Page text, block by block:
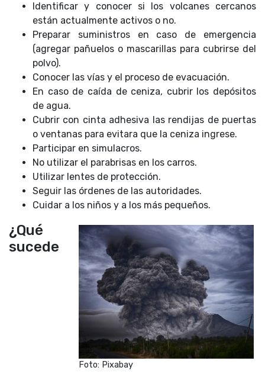
Identificar y conocer si los volcanes cercanos
están actualmente activos o no.
Preparar suministros en caso de emergencia
(agregar pañuelos o mascarillas para cubrirse del
polvo).
Conocer las vías y el proceso de evacuación.
En caso de caída de ceniza, cubrir los depósitos
de agua.
Cubrir con cinta adhesiva las rendijas de puertas
o ventanas para evitara que la ceniza ingrese.
Participar en simulacros.
No utilizar el parabrisas en los carros.
Utilizar lentes de protección.
Seguir las órdenes de las autoridades.
Cuidar a los niños y a los más pequeños.
Foto: Pixabay
¿Qué
sucede